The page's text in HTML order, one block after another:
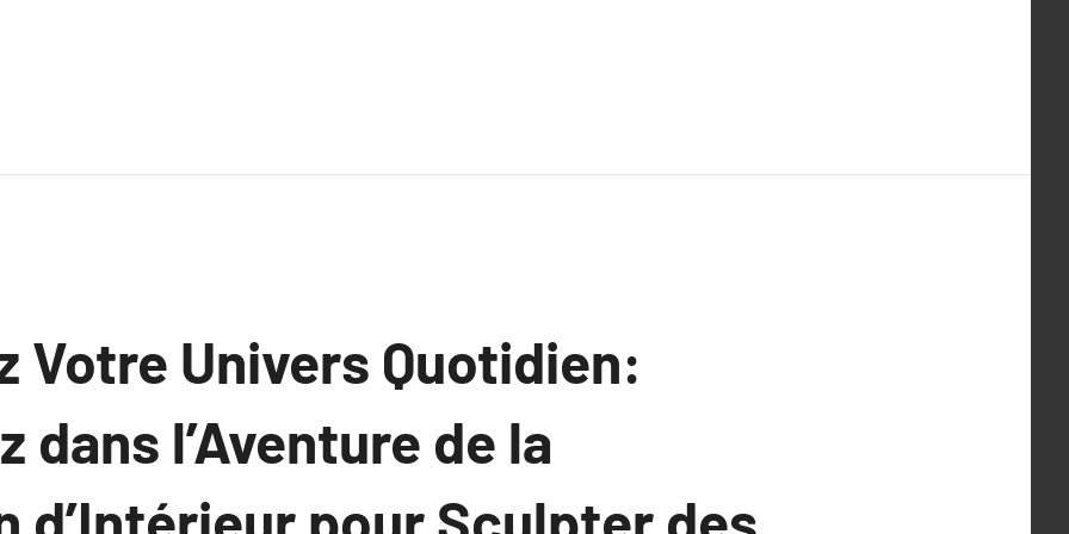
Votre Univers Quotidien:
dans l’Aventure de la